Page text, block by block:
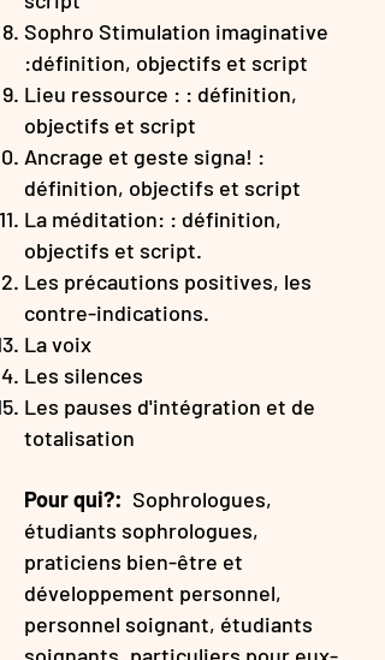
Sophro Stimulation imaginative
:définition, objectifs et script
Lieu ressource : : définition,
objectifs et script
Ancrage et geste signa! :
définition, objectifs et script
La méditation: : définition,
objectifs et script.
Les précautions positives, les
contre-indications.
La voix
Les silences
Les pauses d'intégration et de
totalisation
Pour qui?: Sophrologues,
étudiants sophrologues,
praticiens bien-être et
développement personnel,
personnel soignant, étudiants